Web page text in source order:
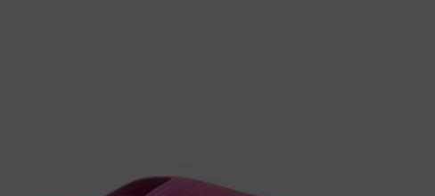
Dr. Jack anatomske papuče
svakodnevnu upotrebu kod
medicinskom petom i